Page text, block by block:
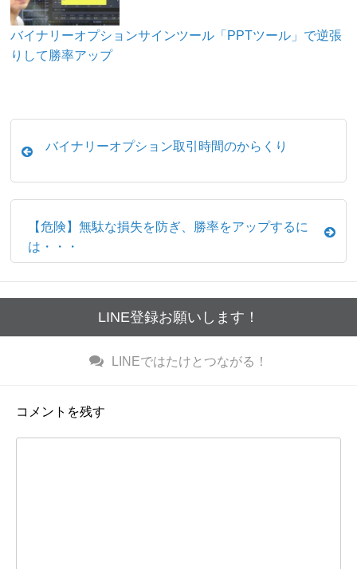
バイナリーオプションサインツール「PPTツール」で逆張
りして勝率アップ
バイナリーオプション取引時間のからくり
【危険】無駄な損失を防ぎ、勝率をアップするに
は・・・
LINE登録お願いします！
LINEではたけとつながる！
コメントを残す